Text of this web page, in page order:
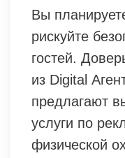
Вы
рискуйте
гостей.
из Digital
предлагают
услуги по
физической